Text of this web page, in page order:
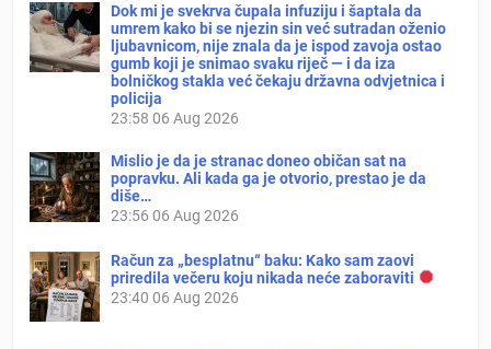
Dok mi je svekrva čupala infuziju i šaptala da
umrem kako bi se njezin sin već sutradan oženio
ljubavnicom, nije znala da je ispod zavoja ostao
gumb koji je snimao svaku riječ — i da iza
bolničkog stakla već čekaju državna odvjetnica i
policija
23:58 06 Aug 2026
Mislio je da je stranac doneo običan sat na
popravku. Ali kada ga je otvorio, prestao je da
diše…
23:56 06 Aug 2026
Račun za „besplatnu“ baku: Kako sam zaovi
priredila večeru koju nikada neće zaboraviti
23:40 06 Aug 2026